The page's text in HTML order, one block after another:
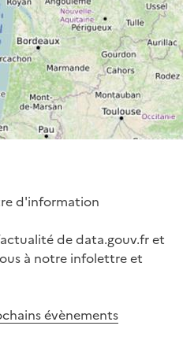
d'information
de data.gouv.fr et
à notre infolettre et
évènements